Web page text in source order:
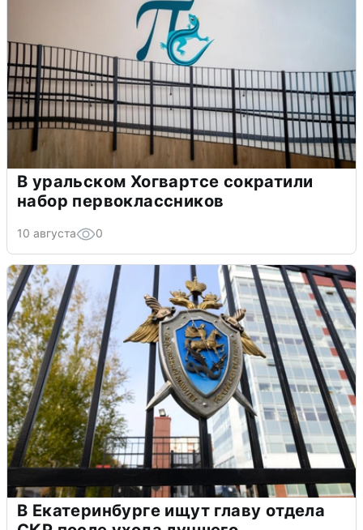
В уральском Хогвартсе сократили
набор первоклассников
10 августа 0
В Екатеринбурге ищут главу отдела